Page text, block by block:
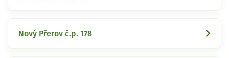
Nový Přerov č.p. 178